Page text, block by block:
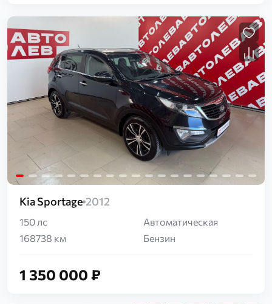
Загрузка...
Kia Sportage 2012
150 лс
Автоматическая
168738 км
Бензин
1 350 000 ₽